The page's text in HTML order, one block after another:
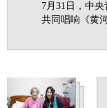
7月31日，中
共同唱响《黄